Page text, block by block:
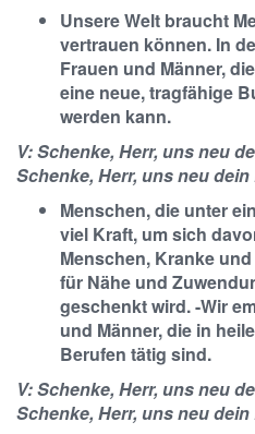
Unsere Welt braucht
vertrauen können. In
Frauen und Männer,
eine neue, tragfähige
werden kann.
V: Schenke, Herr, uns neu
Schenke, Herr, uns neu dein
Menschen, die unter
viel Kraft, um sich
Menschen, Kranke
für Nähe und
geschenkt wird. -Wir
und Männer, die in
Berufen tätig sind.
V: Schenke, Herr, uns neu
Schenke, Herr, uns neu dein